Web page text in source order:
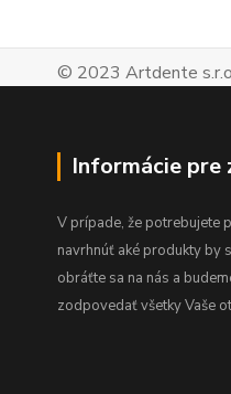
© 2023 Artdente
Informácie pre
V prípade, že potrebujete
navrhnúť aké produkty by
obráťte sa na nás a
zodpovedať všetky Vaše